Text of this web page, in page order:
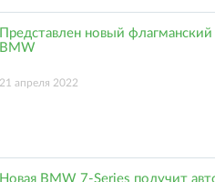
Представлен новый флагманский
BMW
21 апреля 2022
Новая BMW 7-Series получит